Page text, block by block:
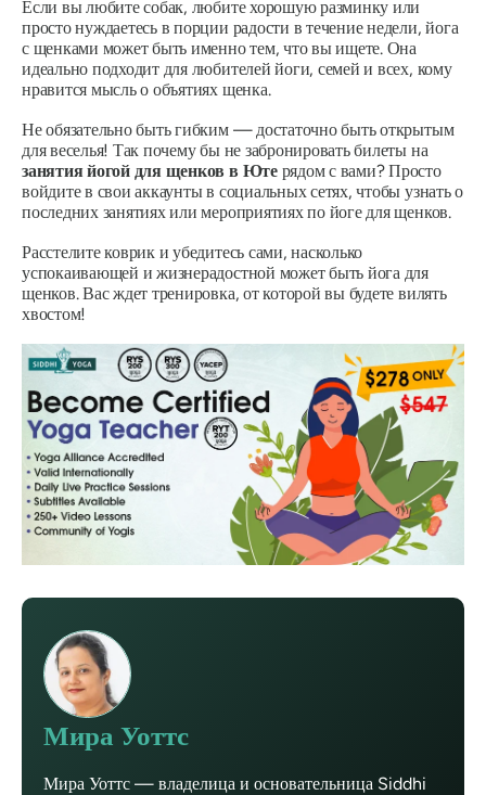
Если вы любите собак, любите хорошую разминку или
просто нуждаетесь в порции радости в течение недели, йога
с щенками может быть именно тем, что вы ищете. Она
идеально подходит для любителей йоги, семей и всех, кому
нравится мысль о объятиях щенка.
Не обязательно быть гибким — достаточно быть открытым
для веселья! Так почему бы не забронировать билеты на
занятия йогой для щенков в Юте рядом с вами? Просто
войдите в свои аккаунты в социальных сетях, чтобы узнать о
последних занятиях или мероприятиях по йоге для щенков.
Расстелите коврик и убедитесь сами, насколько
успокаивающей и жизнерадостной может быть йога для
щенков. Вас ждет тренировка, от которой вы будете вилять
хвостом!
Мира Уоттс
Мира Уоттс — владелица и основательница Siddhi